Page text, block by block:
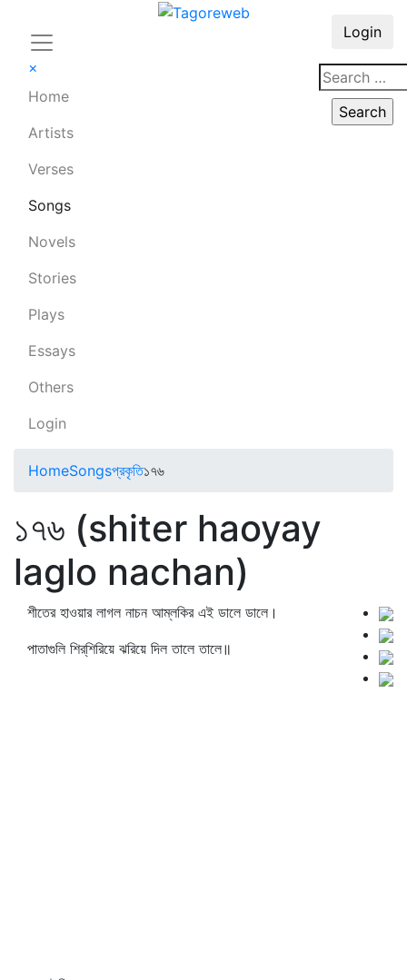
×
Home
Artists
Verses
Songs
Novels
Stories
Plays
Essays
Others
Login
Login
HomeSongsপ্রকৃতি১৭৬
১৭৬ (shiter haoyay
laglo nachan)
শীতের হাওয়ার লাগল নাচন আম্‌লকির এই ডালে ডালে।
পাতাগুলি শির্‌শিরিয়ে ঝরিয়ে দিল তালে তালে॥